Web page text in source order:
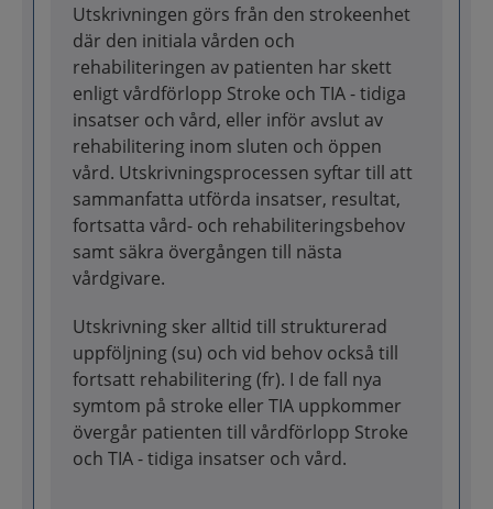
Utskrivningen görs från den strokeenhet
där den initiala vården och
rehabiliteringen av patienten har skett
enligt vårdförlopp Stroke och TIA - tidiga
insatser och vård, eller inför avslut av
rehabilitering inom sluten och öppen
vård. Utskrivningsprocessen syftar till att
sammanfatta utförda insatser, resultat,
fortsatta vård- och rehabiliteringsbehov
samt säkra övergången till nästa
vårdgivare.
Utskrivning sker alltid till strukturerad
uppföljning (su) och vid behov också till
fortsatt rehabilitering (fr). I de fall nya
symtom på stroke eller TIA uppkommer
övergår patienten till vårdförlopp Stroke
och TIA - tidiga insatser och vård.